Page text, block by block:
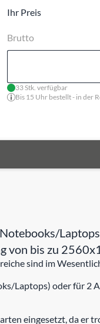
Ihr Preis
Brutto
33 Stk. verfügbar
Bis 15 Uhr bestellt - in der
von bis zu
sind im
Laptops) oder für 2
eingesetzt, da er